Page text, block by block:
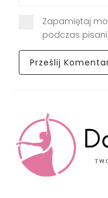
Zapamiętaj
podczas